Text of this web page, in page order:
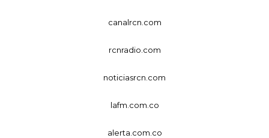
canalrcn.com
rcnradio.com
noticiasrcn.com
lafm.com.co
alerta.com.co